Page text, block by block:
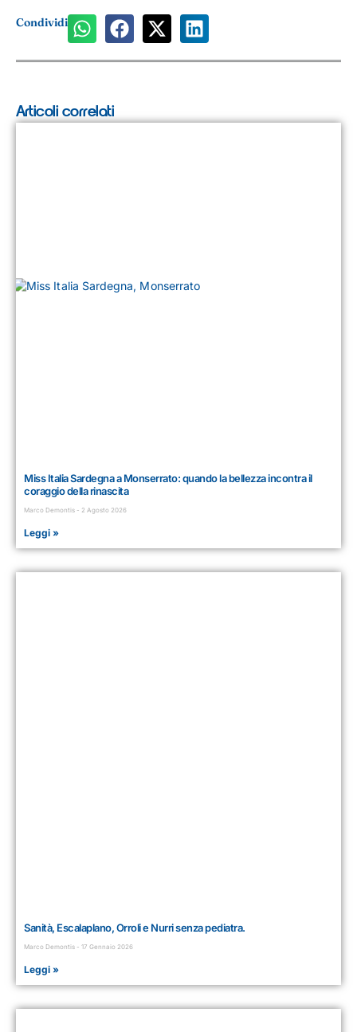
Condividi
Articoli correlati
Miss Italia Sardegna a Monserrato: quando la bellezza incontra il
coraggio della rinascita
Marco Demontis 2 Agosto 2026
Leggi »
Sanità, Escalaplano, Orroli e Nurri senza pediatra.
Marco Demontis 17 Gennaio 2026
Leggi »